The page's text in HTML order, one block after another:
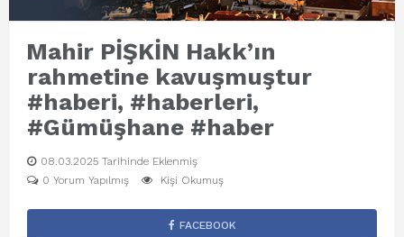
Mahir PİŞKİN Hakk’ın
rahmetine kavuşmuştur
#haberi, #haberleri,
#Gümüşhane #haber
08.03.2025 Tarihinde Eklenmiş
0 Yorum Yapılmış
Kişi Okumuş
FACEBOOK